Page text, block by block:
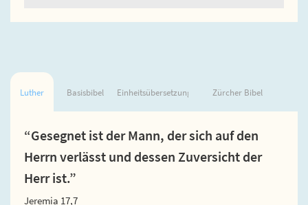
Luther Basisbibel Einheitsübersetzung Zürcher Bibel
“Gesegnet ist der Mann, der sich auf den
Herrn verlässt und dessen Zuversicht der
Herr ist.”
Jeremia 17,7